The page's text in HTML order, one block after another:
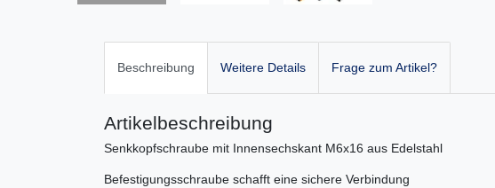
Beschreibung Weitere Details Frage zum Artikel?
Artikelbeschreibung
Senkkopfschraube mit Innensechskant M6x16 aus Edelstahl
Befestigungsschraube schafft eine sichere Verbindung